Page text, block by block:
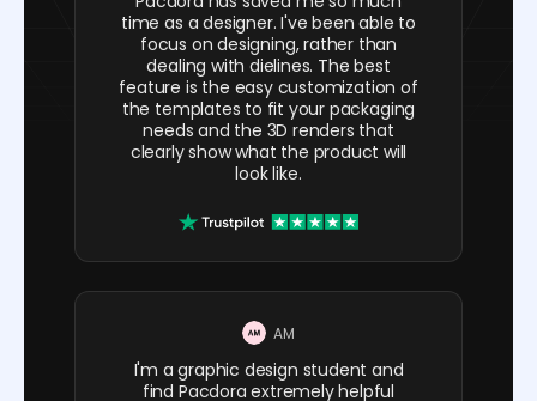
time as a designer. I've been able to
focus on designing, rather than
dealing with dielines. The best
feature is the easy customization of
the templates to fit your packaging
needs and the 3D renders that
clearly show what the product will
look like.
AM
I'm a graphic design student and
find Pacdora extremely helpful